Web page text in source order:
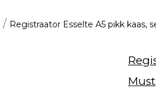
/ Registraator Esselte A5 pikk kaas,
Must